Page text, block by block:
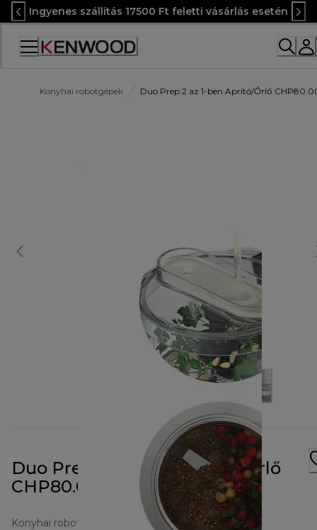
Skip
to
Content
Ingyenes szállítás 17500 Ft feletti vásárlás esetén
Accessibility
Konyhai robotgépek Duo Prep 2 az 1-ben Aprító/Őrlő
Duo Prep 2 az 1-ben Aprító/Őrlő
CHP80.000SI
Konyhai robotgépek